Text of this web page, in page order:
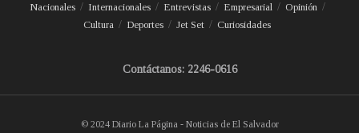
Nacionales Internacionales Entrevistas Empresarial
Opinión
Cultura
Deportes Jet Set Curiosidades
Contáctanos: 2246-0616
© 2024 Diario La Página - Noticias de El Salvador